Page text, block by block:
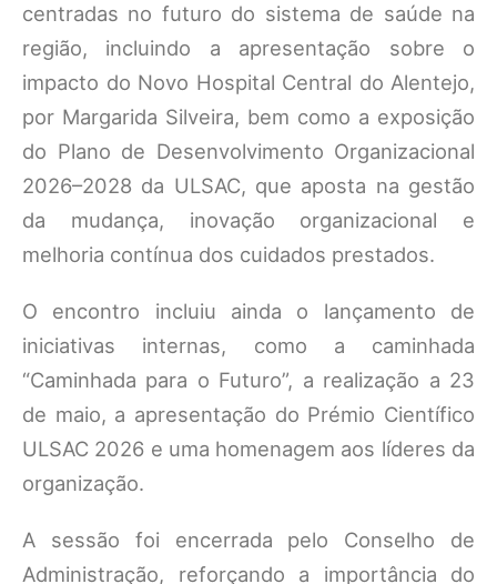
centradas no futuro do sistema de saúde na
região, incluindo a apresentação sobre o
impacto do Novo Hospital Central do Alentejo,
por Margarida Silveira, bem como a exposição
do Plano de Desenvolvimento Organizacional
2026–2028 da ULSAC, que aposta na gestão
da mudança, inovação organizacional e
melhoria contínua dos cuidados prestados.
O encontro incluiu ainda o lançamento de
iniciativas internas, como a caminhada
“Caminhada para o Futuro”, a realização a 23
de maio, a apresentação do Prémio Científico
ULSAC 2026 e uma homenagem aos líderes da
organização.
A sessão foi encerrada pelo Conselho de
Administração, reforçando a importância do